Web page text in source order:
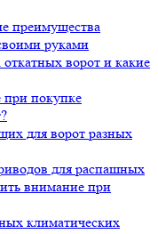
преимущества
руками
ворот и какие
при покупке
для ворот разных
для распашных
внимание при
климатических